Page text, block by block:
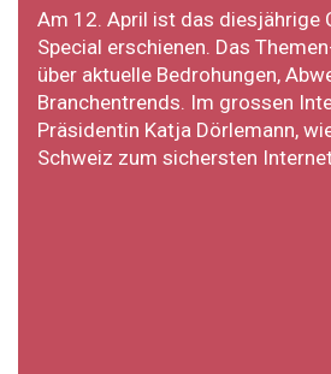
Am 12. April ist das diesjährige
Special erschienen. Das
über aktuelle Bedrohungen,
Branchentrends. Im grossen
Präsidentin Katja Dörlemann,
Schweiz zum sichersten